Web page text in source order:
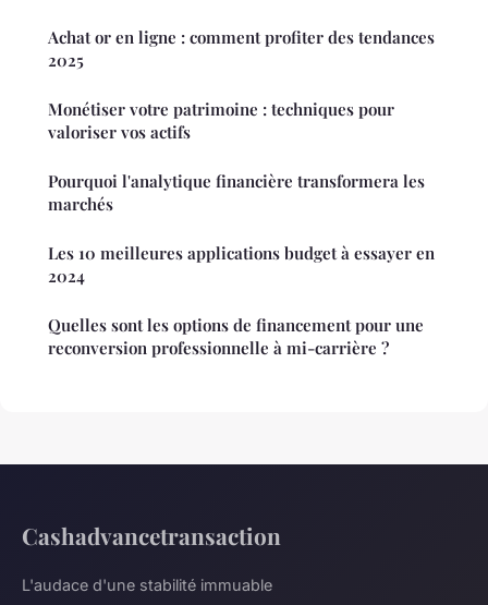
Achat or en ligne : comment profiter des tendances
2025
Monétiser votre patrimoine : techniques pour
valoriser vos actifs
Pourquoi l'analytique financière transformera les
marchés
Les 10 meilleures applications budget à essayer en
2024
Quelles sont les options de financement pour une
reconversion professionnelle à mi-carrière ?
Cashadvancetransaction
L'audace d'une stabilité immuable